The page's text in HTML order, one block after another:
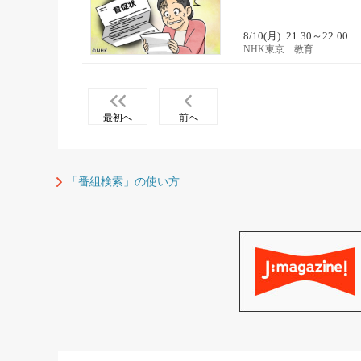
8/10(月) 21:30～22:00
NHK東京 教育
最初へ 前へ
「番組検索」の使い方